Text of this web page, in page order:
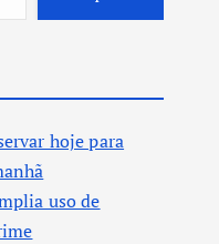
hoje para
uso de